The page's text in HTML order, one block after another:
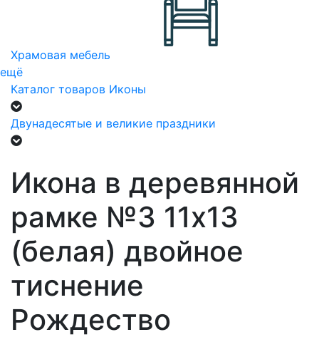
Храмовая мебель
ещё
Каталог товаров Иконы
Двунадесятые и великие праздники
Икона в деревянной
рамке №3 11х13
(белая) двойное
тиснение
Рождество